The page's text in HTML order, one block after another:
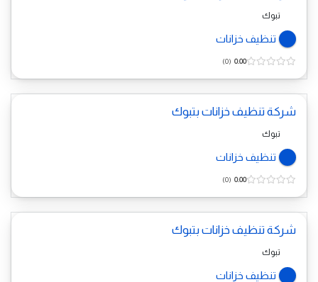
تبوك
تنظيف خزانات
0.00
0
شركة تنظيف خزانات بتبوك
تبوك
تنظيف خزانات
0.00
0
شركة تنظيف خزانات بتبوك
تبوك
تنظيف خزانات